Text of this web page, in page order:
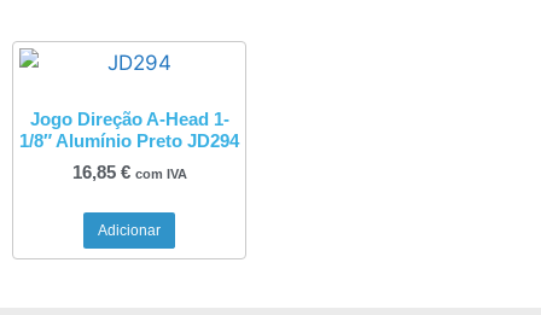
Jogo Direção A-Head 1-
1/8″ Alumínio Preto JD294
16,85 € com IVA
Adicionar